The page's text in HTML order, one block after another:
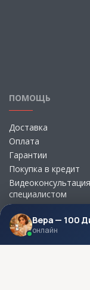
ПОМОЩЬ
Доставка
Оплата
Гарантии
Покупка в кредит
специалистом
Выбор ткани для
визита в магазин
МЫ В СОЦСЕТЯХ
Вера — 100
онлайн